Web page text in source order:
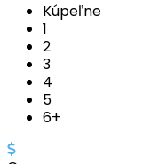
Kúpeľne
1
2
3
4
5
6+